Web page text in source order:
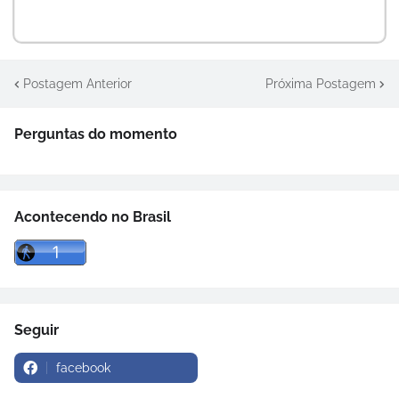
Postagem Anterior Próxima Postagem
Perguntas do momento
Acontecendo no Brasil
Seguir
facebook